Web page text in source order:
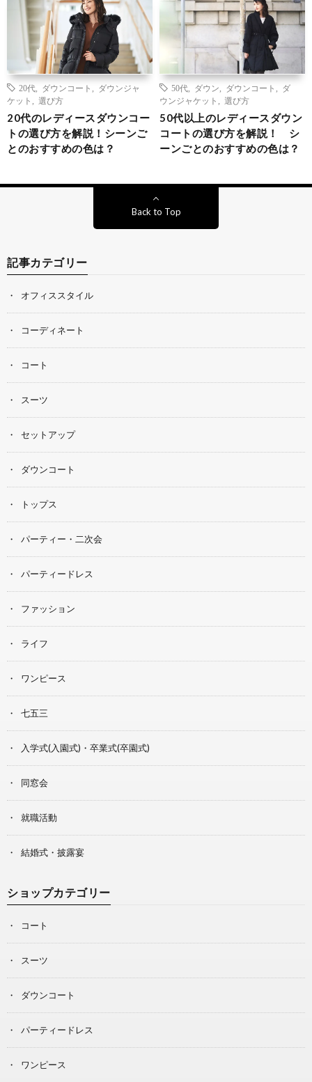
20代 ダウンコート
ダウンジャ
ケット
選び方
20代のレディースダウンコー
トの選び方を解説！シーンご
とのおすすめの色は？
50代 ダウン ダウンコート
ダ
ウンジャケット
選び方
50代以上のレディースダウン
コートの選び方を解説！ シ
ーンごとのおすすめの色は？
Back to Top
記事カテゴリー
オフィススタイル
コーディネート
コート
スーツ
セットアップ
ダウンコート
トップス
パーティー・二次会
パーティードレス
ファッション
ライフ
ワンピース
七五三
入学式(入園式)・卒業式(卒園式)
同窓会
就職活動
結婚式・披露宴
ショップカテゴリー
コート
スーツ
ダウンコート
パーティードレス
ワンピース